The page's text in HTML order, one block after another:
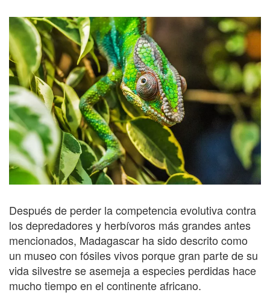
Después de perder la competencia evolutiva contra
los depredadores y herbívoros más grandes antes
mencionados, Madagascar ha sido descrito como
un museo con fósiles vivos porque gran parte de su
vida silvestre se asemeja a especies perdidas hace
mucho tiempo en el continente africano.